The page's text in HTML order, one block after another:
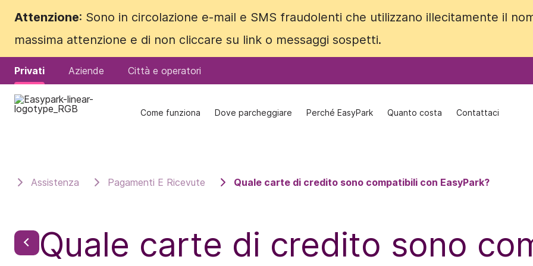
Attenzione: Sono in circolazione e-mail e SMS fraudolenti che utilizzano illecitamente il
massima attenzione e di non cliccare su link o messaggi sospetti.
Privati Aziende Città e operatori
Come funziona Dove parcheggiare Perché EasyPark Quanto costa Contattaci
Attenzione: Sono in circolazione e-mail e SMS fraudolenti che utilizzano illecitamente il
massima attenzione e di non cliccare su link o messaggi sospetti.
Privati Aziende Città e operatori
Come funziona Dove parcheggiare Perché EasyPark Quanto costa Contattaci
Assistenza Pagamenti E Ricevute Quale carte di credito sono compatibili con EasyPark?
Quale carte di credito sono